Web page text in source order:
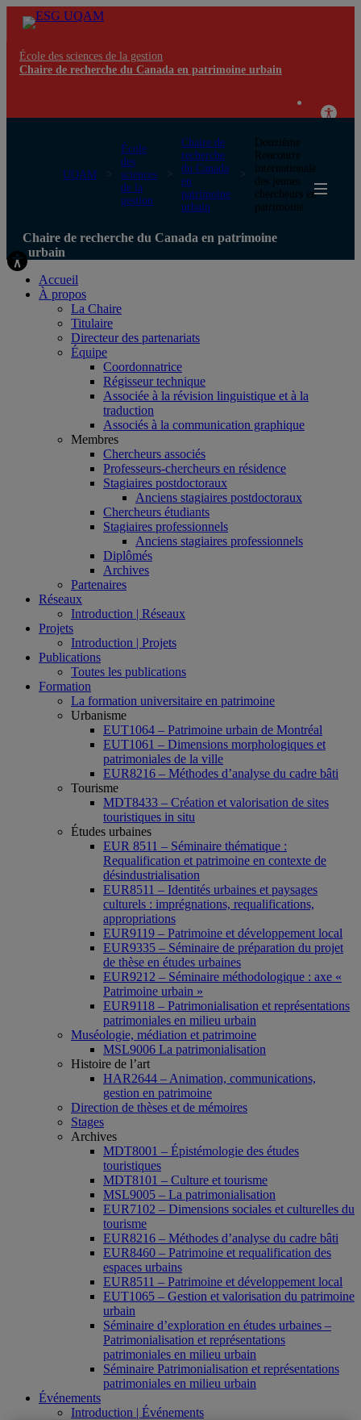
École des sciences de la gestion
Chaire de recherche du Canada en patrimoine urbain
UQAM
École
des
sciences
de la
gestion
Chaire de
recherche
du Canada
en
patrimoine
urbain
Douzième
Rencontre
internationale
des jeunes
chercheurs en
patrimoine
Chaire de recherche du Canada en patrimoine
urbain
Accueil
À propos
La Chaire
Titulaire
Directeur des partenariats
Équipe
Coordonnatrice
Régisseur technique
Associée à la révision linguistique et à la
traduction
Associés à la communication graphique
Membres
Chercheurs associés
Professeurs-chercheurs en résidence
Stagiaires postdoctoraux
Anciens stagiaires postdoctoraux
Chercheurs étudiants
Stagiaires professionnels
Anciens stagiaires professionnels
Diplômés
Archives
Partenaires
Réseaux
Introduction | Réseaux
Projets
Introduction | Projets
Publications
Toutes les publications
Formation
La formation universitaire en patrimoine
Urbanisme
EUT1064 – Patrimoine urbain de Montréal
EUT1061 – Dimensions morphologiques et
patrimoniales de la ville
EUR8216 – Méthodes d’analyse du cadre bâti
Tourisme
MDT8433 – Création et valorisation de sites
touristiques in situ
Études urbaines
EUR 8511 – Séminaire thématique :
Requalification et patrimoine en contexte de
désindustrialisation
EUR8511 – Identités urbaines et paysages
culturels : imprégnations, requalifications,
appropriations
EUR9119 – Patrimoine et développement local
EUR9335 – Séminaire de préparation du projet
de thèse en études urbaines
EUR9212 – Séminaire méthodologique : axe «
Patrimoine urbain »
EUR9118 – Patrimonialisation et représentations
patrimoniales en milieu urbain
Muséologie, médiation et patrimoine
MSL9006 La patrimonialisation
Histoire de l’art
HAR2644 – Animation, communications,
gestion en patrimoine
Direction de thèses et de mémoires
Stages
Archives
MDT8001 – Épistémologie des études
touristiques
MDT8101 – Culture et tourisme
MSL9005 – La patrimonialisation
EUR7102 – Dimensions sociales et culturelles du
tourisme
EUR8216 – Méthodes d’analyse du cadre bâti
EUR8460 – Patrimoine et requalification des
espaces urbains
EUR8511 – Patrimoine et développement local
EUT1065 – Gestion et valorisation du patrimoine
urbain
Séminaire d’exploration en études urbaines –
Patrimonialisation et représentations
patrimoniales en milieu urbain
Séminaire Patrimonialisation et représentations
patrimoniales en milieu urbain
Événements
Introduction | Événements